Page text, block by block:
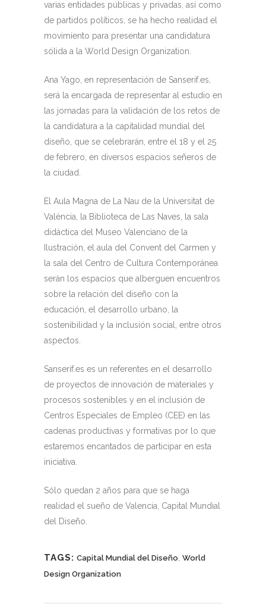
varias entidades públicas y privadas, así como
de partidos políticos, se ha hecho realidad el
movimiento para presentar una candidatura
sólida a la World Design Organization.
Ana Yago, en representación de Sanserif.es,
será la encargada de representar al estudio en
las jornadas para la validación de los retos de
la candidatura a la capitalidad mundial del
diseño, que se celebrarán, entre el 18 y el 25
de febrero, en diversos espacios señeros de
la ciudad.
El Aula Magna de La Nau de la Universitat de
València, la Biblioteca de Las Naves, la sala
didáctica del Museo Valenciano de la
Ilustración, el aula del Convent del Carmen y
la sala del Centro de Cultura Contemporánea
serán los espacios que alberguen encuentros
sobre la relación del diseño con la
educación, el desarrollo urbano, la
sostenibilidad y la inclusión social, entre otros
aspectos.
Sanserif.es es un referentes en el desarrollo
de proyectos de innovación de materiales y
procesos sostenibles y en el inclusión de
Centros Especiales de Empleo (CEE) en las
cadenas productivas y formativas por lo que
estaremos encantados de participar en esta
iniciativa.
Sólo quedan 2 años para que se haga
realidad el sueño de Valencia, Capital Mundial
del Diseño.
TAGS: Capital Mundial del Diseño World
Design Organization